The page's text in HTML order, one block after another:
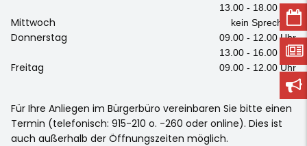
13.00 - 18.00 Uhr
Mittwoch kein Sprechtag
Donnerstag
09.00 - 12.00 Uhr
13.00 - 16.00 Uhr
Freitag 09.00 - 12.00 Uhr
Für Ihre Anliegen im Bürgerbüro vereinbaren Sie bitte einen
Termin (telefonisch: 915-210 o. -260 oder online). Dies ist
auch außerhalb der Öffnungszeiten möglich.